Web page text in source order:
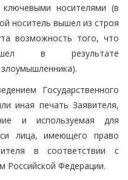
носителями (в
носитель вышел из строя
возможность того, что
в результате
Государственного
иная печать Заявителя,
и используемая для
лица, имеющего право
в соответствии с
Российской Федерации.